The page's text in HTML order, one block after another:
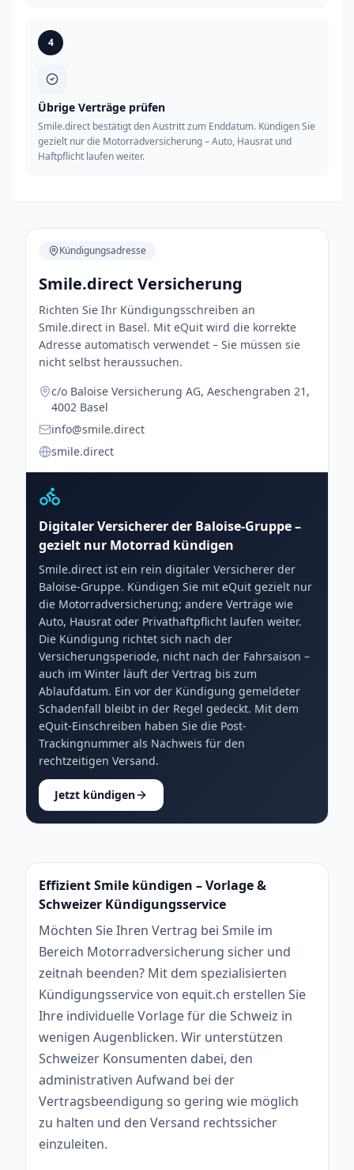
4
Übrige Verträge prüfen
Smile.direct bestätigt den Austritt zum Enddatum. Kündigen Sie
gezielt nur die Motorradversicherung – Auto, Hausrat und
Haftpflicht laufen weiter.
Kündigungsadresse
Smile.direct Versicherung
Richten Sie Ihr Kündigungsschreiben an
Smile.direct in Basel. Mit eQuit wird die korrekte
Adresse automatisch verwendet – Sie müssen sie
nicht selbst heraussuchen.
c/o Baloise Versicherung AG, Aeschengraben 21,
4002 Basel
info@smile.direct
smile.direct
Digitaler Versicherer der Baloise-Gruppe –
gezielt nur Motorrad kündigen
Smile.direct ist ein rein digitaler Versicherer der
Baloise-Gruppe. Kündigen Sie mit eQuit gezielt nur
die Motorradversicherung; andere Verträge wie
Auto, Hausrat oder Privathaftpflicht laufen weiter.
Die Kündigung richtet sich nach der
Versicherungsperiode, nicht nach der Fahrsaison –
auch im Winter läuft der Vertrag bis zum
Ablaufdatum. Ein vor der Kündigung gemeldeter
Schadenfall bleibt in der Regel gedeckt. Mit dem
eQuit-Einschreiben haben Sie die Post-
Trackingnummer als Nachweis für den
rechtzeitigen Versand.
Jetzt kündigen
Effizient Smile kündigen – Vorlage &
Schweizer Kündigungsservice
Möchten Sie Ihren Vertrag bei Smile im
Bereich Motorradversicherung sicher und
zeitnah beenden? Mit dem spezialisierten
Kündigungsservice von equit.ch erstellen Sie
Ihre individuelle Vorlage für die Schweiz in
wenigen Augenblicken. Wir unterstützen
Schweizer Konsumenten dabei, den
administrativen Aufwand bei der
Vertragsbeendigung so gering wie möglich
zu halten und den Versand rechtssicher
einzuleiten.